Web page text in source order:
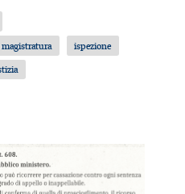
ispezione